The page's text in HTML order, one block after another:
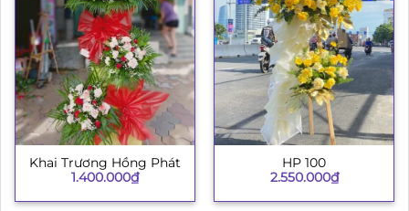
Khai Trương Hồng Phát
1.400.000₫
HP 100
2.550.000₫